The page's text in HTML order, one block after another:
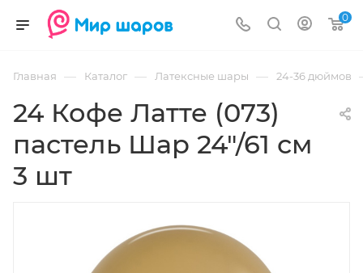
0
Главная — Каталог — Латексные шары — 24-36 дюймов
24 Кофе Латте (073)
пастель Шар 24"/61 см
3 шт